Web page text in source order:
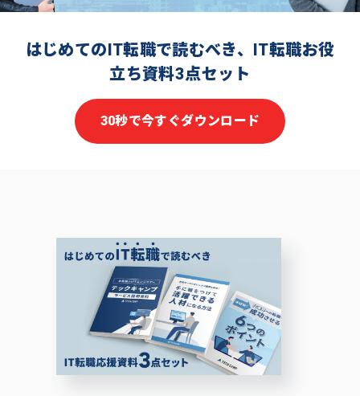
はじめてのIT転職で読むべき、IT転職お役
立ち資料3点セット
30秒で今すぐダウンロード